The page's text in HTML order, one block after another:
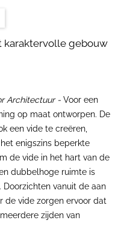
karaktervolle gebouw
Architectuur - Voor een
op maat ontworpen. De
een vide te creëren,
enigszins beperkte
de vide in het hart van de
dubbelhoge ruimte is
vanuit de aan
de vide zorgen ervoor dat
zijden van